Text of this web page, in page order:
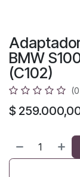
BMW
(C102)
$